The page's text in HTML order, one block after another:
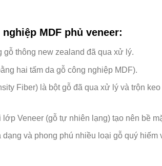
MDF phủ veneer:
thông new zealand đã qua xử lý.
hai tấm da gỗ công nghiệp MDF).
Fiber) là bột gỗ đã qua xử lý và trộn
Veneer (gỗ tự nhiên lạng) tạo nên bề
và phong phú nhiều loại gỗ quý hiếm